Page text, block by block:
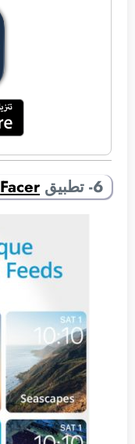
6- تطبيق Facer